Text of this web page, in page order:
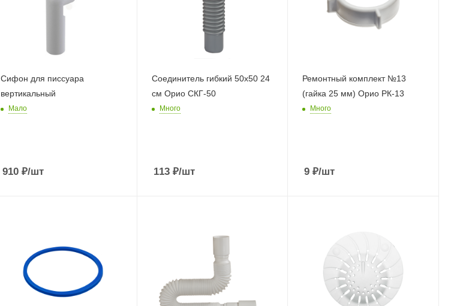
Сифон для писсуара
вертикальный
Мало
910₽/шт
Соединитель гибкий 50х50 24
см Орио СКГ-50
Много
113₽/шт
Ремонтный комплект №13
(гайка 25 мм) Орио РК-13
Много
9 ₽/шт